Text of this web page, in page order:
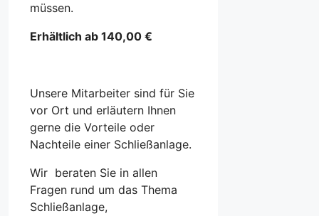
müssen.
Erhältlich ab 140,00 €
Unsere Mitarbeiter sind für Sie
vor Ort und erläutern Ihnen
gerne die Vorteile oder
Nachteile einer Schließanlage.
Wir beraten Sie in allen
Fragen rund um das Thema
Schließanlage,